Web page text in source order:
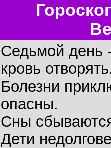
Седьмой день
кровь
Болезни
опасны.
Сны
Дети